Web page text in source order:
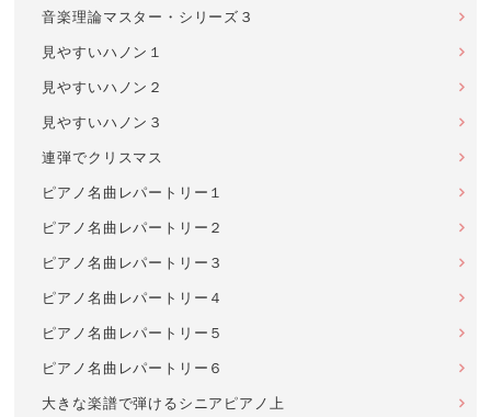
音楽理論マスター・シリーズ３
見やすいハノン１
見やすいハノン２
見やすいハノン３
連弾でクリスマス
ピアノ名曲レパートリー１
ピアノ名曲レパートリー２
ピアノ名曲レパートリー３
ピアノ名曲レパートリー４
ピアノ名曲レパートリー５
ピアノ名曲レパートリー６
大きな楽譜で弾けるシニアピアノ上